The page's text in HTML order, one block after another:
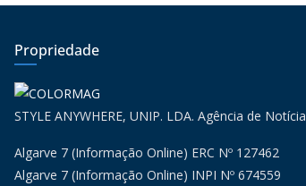
Propriedade
STYLE ANYWHERE, UNIP. LDA. Agência de
Algarve 7 (Informação Online) ERC Nº 127462
Algarve 7 (Informação Online) INPI Nº 674559